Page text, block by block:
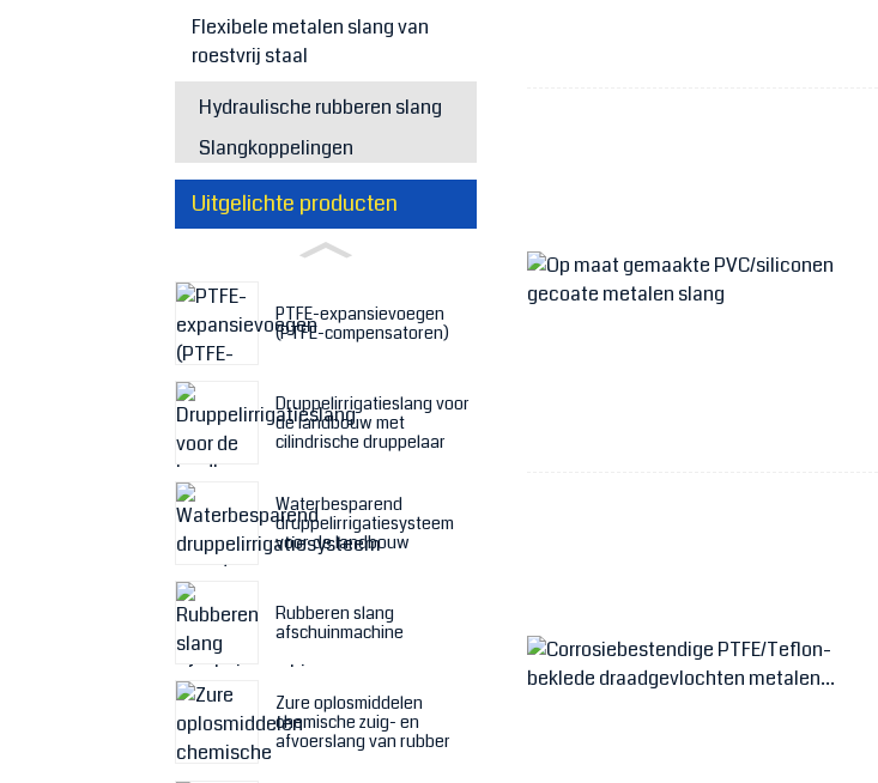
Flexibele metalen slang van
roestvrij staal
Hydraulische rubberen slang
Slangkoppelingen
Uitgelichte producten
PTFE-expansievoegen
(PTFE-compensatoren)
Druppelirrigatieslang voor
de landbouw met
cilindrische druppelaar
Waterbesparend
druppelirrigatiesysteem
voor de landbouw
Rubberen slang
afschuinmachine
Zure oplosmiddelen
chemische zuig- en
afvoerslang van rubber